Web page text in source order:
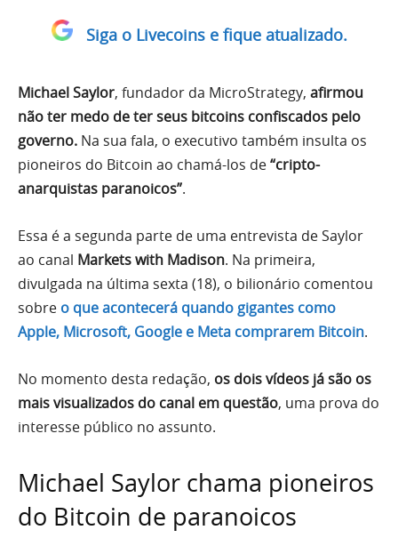
Siga o Livecoins e fique atualizado.
Michael Saylor, fundador da MicroStrategy, afirmou
não ter medo de ter seus bitcoins confiscados pelo
governo. Na sua fala, o executivo também insulta os
pioneiros do Bitcoin ao chamá-los de“cripto-
anarquistas paranoicos”.
Essa é a segunda parte de uma entrevista de Saylor
ao canal Markets with Madison. Na primeira,
divulgada na última sexta (18), o bilionário comentou
sobre o que acontecerá quando gigantes como
Apple, Microsoft, Google e Meta comprarem Bitcoin.
No momento desta redação, os dois vídeos já são os
mais visualizados do canal em questão, uma prova do
interesse público no assunto.
Michael Saylor chama pioneiros
do Bitcoin de paranoicos